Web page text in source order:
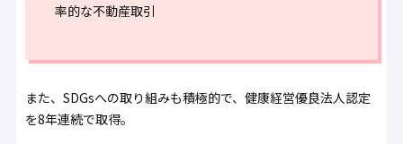
率的な不動産取引
また、SDGsへの取り組みも積極的で、健康経営優良法人認定
を8年連続で取得。